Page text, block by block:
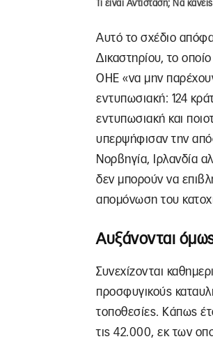
Τι είναι Αντίσταση; Να
Αυτό το σχέδιο
Δικαστηρίου, το
ΟΗΕ «να μην
εντυπωσιακή: 124
εντυπωσιακή και
υπερψήφισαν την
Νορβηγία, Ιρλανδία
δεν μπορούν να
απομόνωση του
Αυξάνονται
Συνεχίζονται
προσφυγικούς
τοποθεσίες. Κάπως
τις 42.000, εκ των